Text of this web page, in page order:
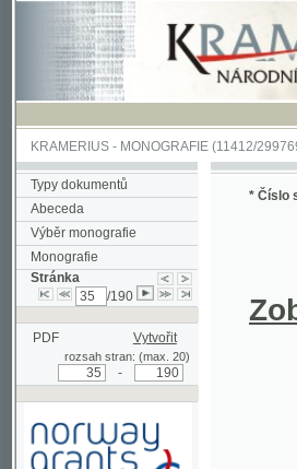
KRAMERIUS-MONOGRAFIE(11412/2997698) -
Typy dokumentů
Abeceda
Výběr monografie
Monografie
Stránka
/190
PDF Vytvořit
rozsah stran: (max. 20)
* Číslo
35
*